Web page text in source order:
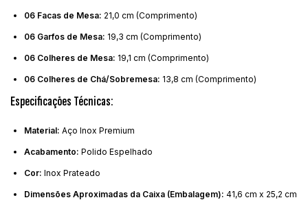
06 Facas de Mesa: 21,0 cm (Comprimento)
06 Garfos de Mesa: 19,3 cm (Comprimento)
06 Colheres de Mesa: 19,1 cm (Comprimento)
06 Colheres de Chá/Sobremesa: 13,8 cm (Comprimento)
Especificações Técnicas:
Material: Aço Inox Premium
Acabamento: Polido Espelhado
Cor: Inox Prateado
Dimensões Aproximadas da Caixa (Embalagem): 41,6 cm x 25,2 cm